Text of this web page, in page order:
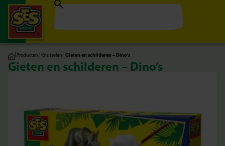
|Producten | Knutselen |Gieten en schilderen – Dino’s
Gieten en schilderen – Dino’s